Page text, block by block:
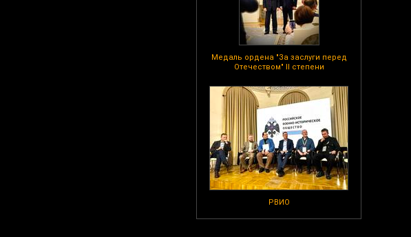
Медаль ордена "За заслуги перед
Отечеством" II степени
РВИО